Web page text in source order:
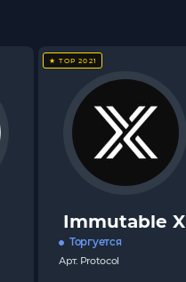
★ TOP 2021
Immutable X
Торгуется
Арт. Protocol